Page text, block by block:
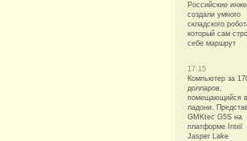
Российские
создали умного
складского
который сам
себе маршрут
17:15
Компьютер за
долларов,
помещающийся в
ладони.
GMKtec G5S на
платформе Intel
Jasper Lake